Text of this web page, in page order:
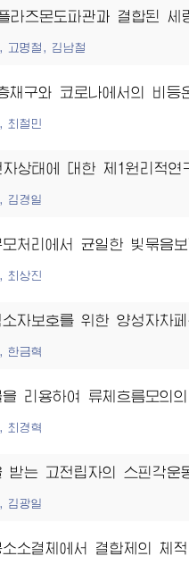
라즈몬도파관과 결합된
명철, 김남철
채구와 코로나에서의 비등
철민
상태에 대한 제1원리적연
경일
모처리에서 균일한 빛묶음
상진
소자보호를 위한 양성자차
금혁
을 리용하여 류체흐름모의
경혁
받는 고전립자의 스핀각운
광일
소소결체에서 결합제의 체